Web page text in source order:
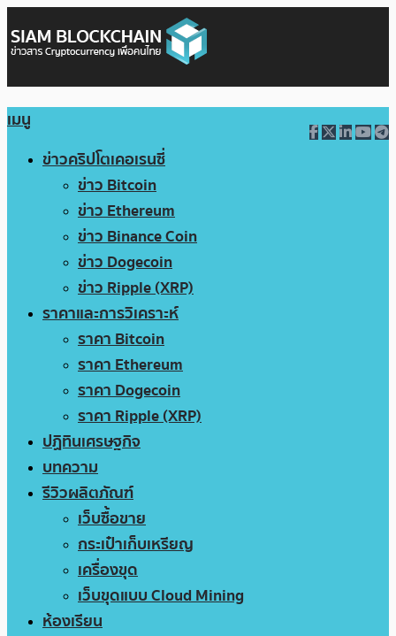
เมนู
ข่าวคริปโตเคอเรนซี่
ข่าว Bitcoin
ข่าว Ethereum
ข่าว Binance Coin
ข่าว Dogecoin
ข่าว Ripple (XRP)
ราคาและการวิเคราะห์
ราคา Bitcoin
ราคา Ethereum
ราคา Dogecoin
ราคา Ripple (XRP)
ปฏิทินเศรษฐกิจ
บทความ
รีวิวผลิตภัณฑ์
เว็บซื้อขาย
กระเป๋าเก็บเหรียญ
เครื่องขุด
เว็บขุดแบบ Cloud Mining
ห้องเรียน